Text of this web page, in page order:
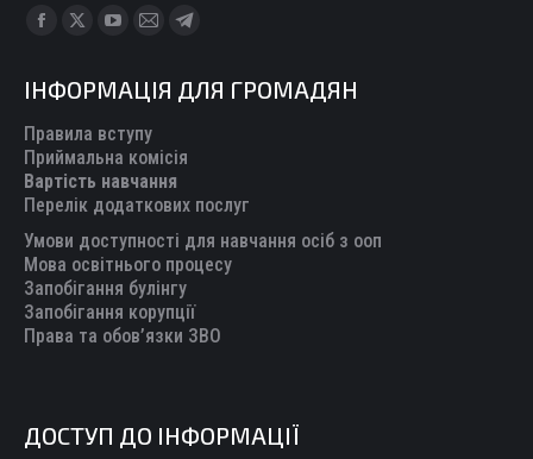
Find us on:
Facebook
opens
in
new
window
X
opens
in
new
window
YouTube
opens
in
new
window
Mail
opens
in
new
window
Telegram
opens
new
ІНФОРМАЦІЯ ДЛЯ ГРОМАДЯН
Правила вступу
Приймальна комісія
Вартість навчання
Перелік додаткових послуг
Умови доступності для навчання осіб з ооп
Мова освітнього процесу
Запобігання булінгу
Запобігання корупції
Права та обов’язки ЗВО
ДОСТУП ДО ІНФОРМАЦІЇ